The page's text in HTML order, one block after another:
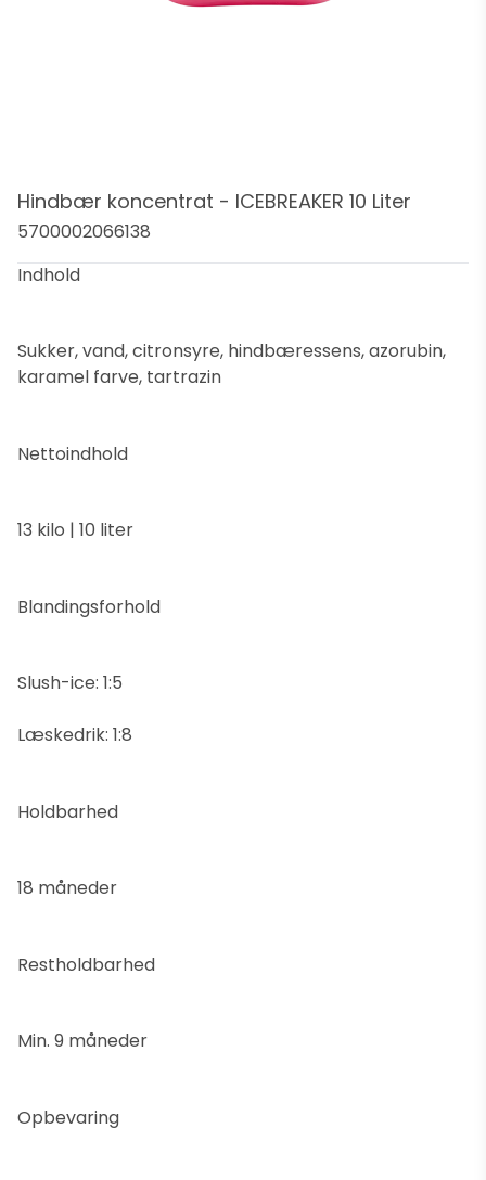
Hindbær koncentrat - ICEBREAKER 10 Liter
5700002066138
Indhold
Sukker, vand, citronsyre, hindbæressens, azorubin,
karamel farve, tartrazin
Nettoindhold
13 kilo | 10 liter
Blandingsforhold
Slush-ice: 1:5
Læskedrik: 1:8
Holdbarhed
18 måneder
Restholdbarhed
Min. 9 måneder
Opbevaring